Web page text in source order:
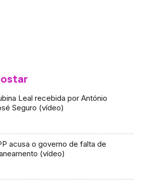
Leal recebida por António
Seguro (vídeo)
acusa o governo de falta de
(vídeo)